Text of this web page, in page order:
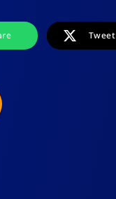
Tweet